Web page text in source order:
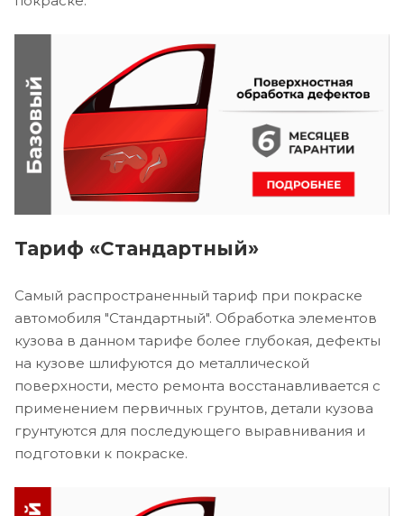
Тариф «Стандартный»
Самый распространенный тариф при покраске
автомобиля "Стандартный". Обработка элементов
кузова в данном тарифе более глубокая, дефекты
на кузове шлифуются до металлической
поверхности, место ремонта восстанавливается с
применением первичных грунтов, детали кузова
грунтуются для последующего выравнивания и
подготовки к покраске.